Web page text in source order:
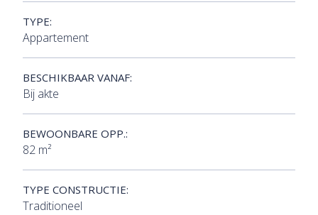
TYPE:
Appartement
BESCHIKBAAR VANAF:
Bij akte
BEWOONBARE OPP.:
82 m²
TYPE CONSTRUCTIE:
Traditioneel